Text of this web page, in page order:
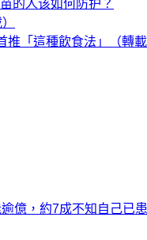
的人该如何防护？
「這種飲食法」（轉載
億，約7成不知自己已